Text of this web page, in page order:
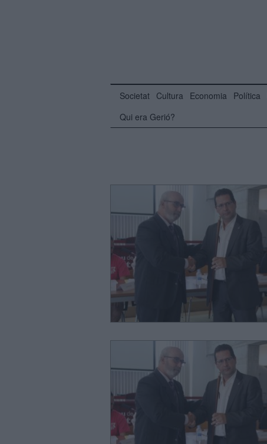
Societat Cultura Economia Política
Qui era Gerió?